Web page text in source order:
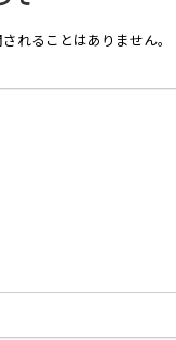
れることはありません。